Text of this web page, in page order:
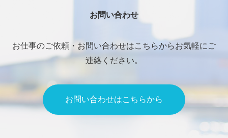
お問い合わせ
お仕事のご依頼・お問い合わせはこちらからお気軽にご
連絡ください。
お問い合わせはこちらから